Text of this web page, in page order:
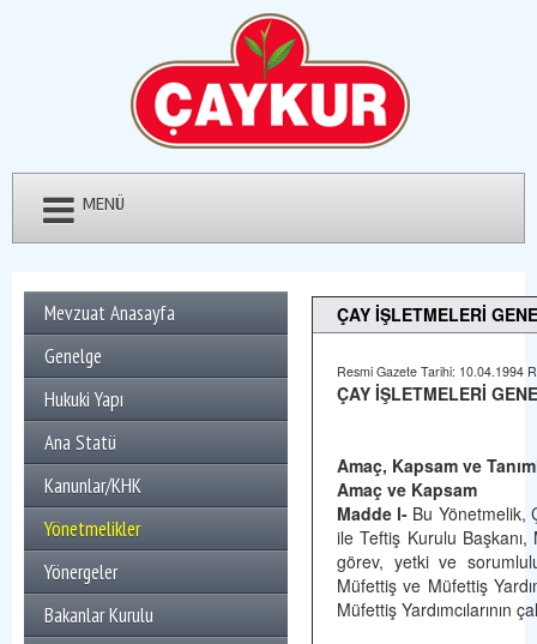
MENÜ
Mevzuat Anasayfa
Genelge
Hukuki Yapı
Ana Statü
Kanunlar/KHK
Yönetmelikler
Yönergeler
Bakanlar Kurulu
ÇAY İŞLETMELERİ
Resmi Gazete Tarihi: 10.04.1994
ÇAY İŞLETMELERİ
Amaç, Kapsam ve
Amaç ve Kapsam
Madde l- Bu Yönetmelik,
ile Teftiş Kurulu Başkanı,
görev, yetki ve
Müfettiş ve Müfettiş
Müfettiş Yardımcılarının